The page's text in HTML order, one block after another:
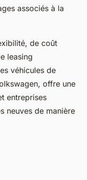
associés à la
de coût
leasing
véhicules de
offre une
entreprises
neuves de manière